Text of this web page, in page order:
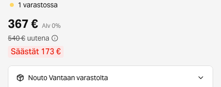
1 varastossa
367 € Alv 0%
540 € uutena
Säästät 173 €
Nouto Vantaan varastolta